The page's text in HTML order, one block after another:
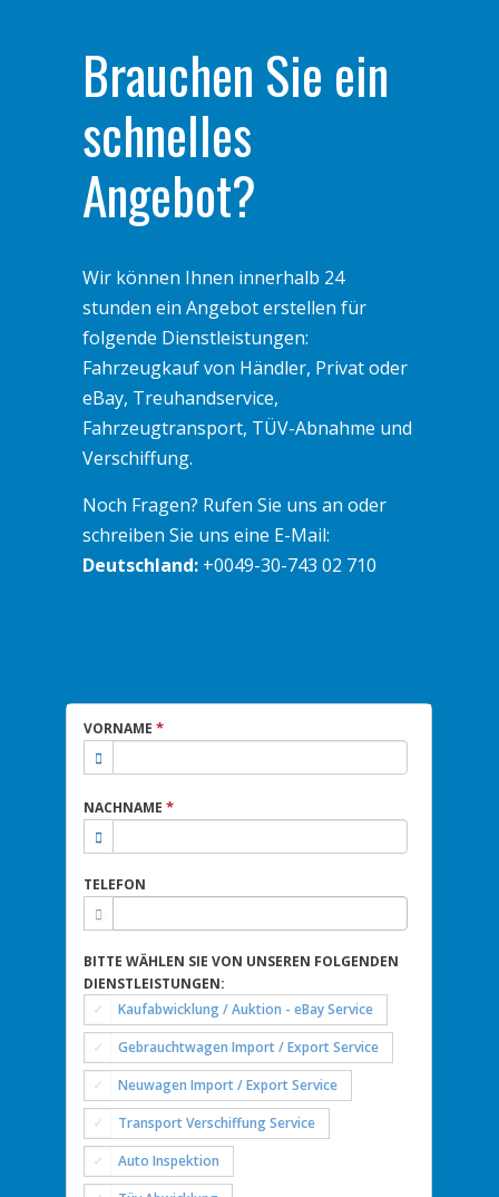
Brauchen Sie ein
schnelles
Angebot?
Wir können Ihnen innerhalb 24
stunden ein Angebot erstellen für
folgende Dienstleistungen:
Fahrzeugkauf von Händler, Privat oder
eBay, Treuhandservice,
Fahrzeugtransport, TÜV-Abnahme und
Verschiffung.
Noch Fragen? Rufen Sie uns an oder
schreiben Sie uns eine E-Mail:
Deutschland: +0049-30-743 02 710
VORNAME *
NACHNAME *
TELEFON
BITTE WÄHLEN SIE VON UNSEREN FOLGENDEN
DIENSTLEISTUNGEN:
Kaufabwicklung / Auktion - eBay Service
Gebrauchtwagen Import / Export Service
Neuwagen Import / Export Service
Transport Verschiffung Service
Auto Inspektion